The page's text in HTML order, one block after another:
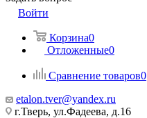
Войти
Корзина0
Отложенные0
Сравнение товаров0
etalon.tver@yandex.ru
г.Тверь, ул.Фадеева, д.16